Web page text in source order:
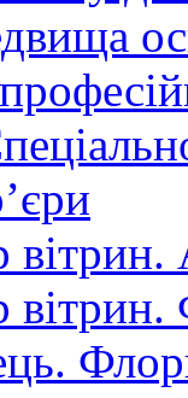
вітрин.
вітрин.